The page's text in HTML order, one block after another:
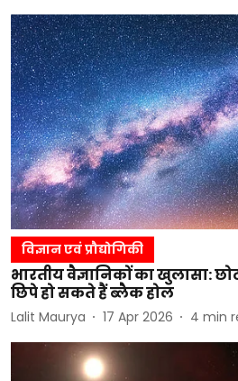
विज्ञान एवं प्रौद्योगिकी
भारतीय वैज्ञानिकों का खुलासा:
छिपे हो सकते हैं ब्लैक होल
Lalit Maurya 17 Apr 2026 4 min